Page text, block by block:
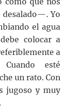
desalado—. Yo
el agua
colocar a
a
esté
un rato. Con
jugoso y muy